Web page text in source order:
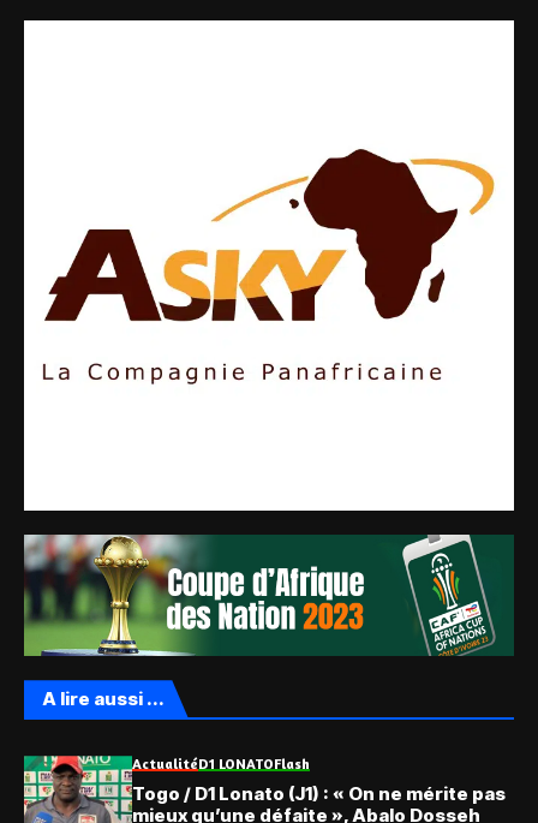
A lire aussi ...
ActualitéD1 LONATOFlash
Togo / D1 Lonato (J1) : « On ne mérite pas
mieux qu’une défaite », Abalo Dosseh